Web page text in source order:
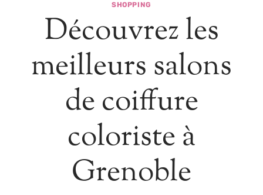
SHOPPING
Découvrez les
meilleurs salons
de coiffure
coloriste à
Grenoble